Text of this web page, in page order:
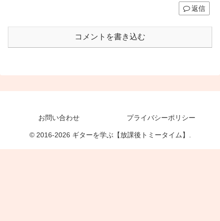
返信
コメントを書き込む
お問い合わせ プライバシーポリシー
© 2016-2026 ギターを学ぶ【放課後トミータイム】.